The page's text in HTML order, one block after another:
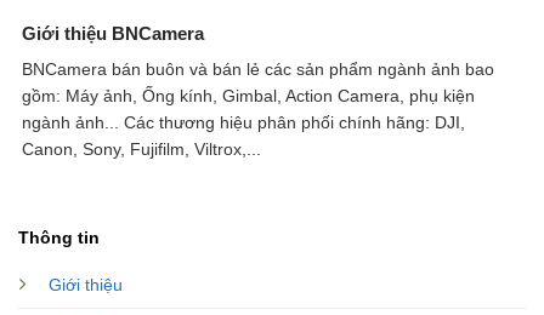
Giới thiệu BNCamera
BNCamera bán buôn và bán lẻ các sản phẩm ngành ảnh bao
gồm: Máy ảnh, Ống kính, Gimbal, Action Camera, phụ kiện
ngành ảnh... Các thương hiệu phân phối chính hãng: DJI,
Canon, Sony, Fujifilm, Viltrox,...
Thông tin
Giới thiệu